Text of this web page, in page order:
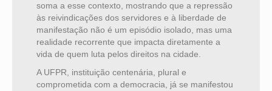
soma a esse contexto, mostrando que a repressão
às reivindicações dos servidores e à liberdade de
manifestação não é um episódio isolado, mas uma
realidade recorrente que impacta diretamente a
vida de quem luta pelos direitos na cidade.
A UFPR, instituição centenária, plural e
comprometida com a democracia, já se manifestou